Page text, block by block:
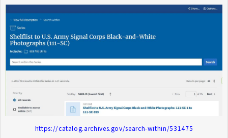
https://catalog.archives.gov/search-within/531475